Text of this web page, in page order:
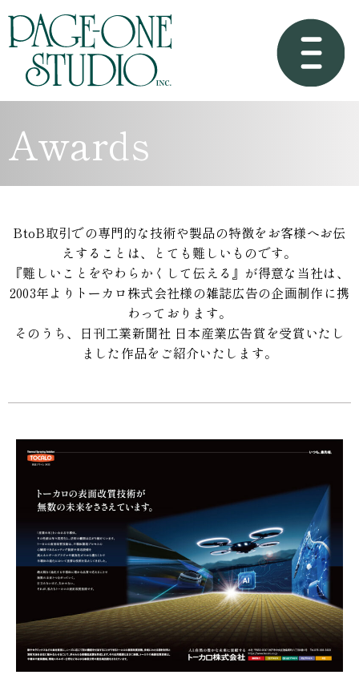
Awards
BtoB取引での専門的な技術や製品の特徴をお客様へお伝
えすることは、とても難しいものです。
『難しいことをやわらかくして伝える』が得意な当社は、
2003年よりトーカロ株式会社様の雑誌広告の企画制作に携
わっております。
そのうち、日刊工業新聞社 日本産業広告賞を受賞いたし
ました作品をご紹介いたします。